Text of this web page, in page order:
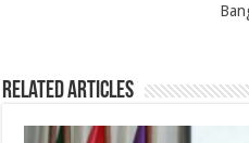
Related Articles